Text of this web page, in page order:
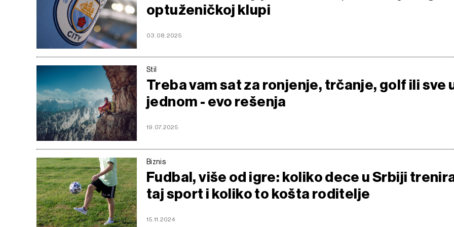
optuženičkoj klupi
03.08.2025
Stil
Treba vam sat za ronjenje, trčanje, golf ili sve
jednom - evo rešenja
19.07.2025
Biznis
Fudbal, više od igre: koliko dece u Srbiji
taj sport i koliko to košta roditelje
15.11.2024